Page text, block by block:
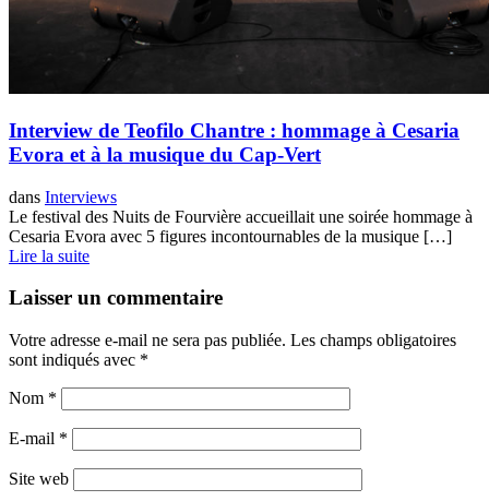
Interview de Teofilo Chantre : hommage à Cesaria
Evora et à la musique du Cap-Vert
dans Interviews
Le festival des Nuits de Fourvière accueillait une soirée hommage à
Cesaria Evora avec 5 figures incontournables de la musique […]
Lire la suite
Laisser un commentaire
Votre adresse e-mail ne sera pas publiée. Les champs obligatoires
sont indiqués avec *
Nom *
E-mail *
Site web